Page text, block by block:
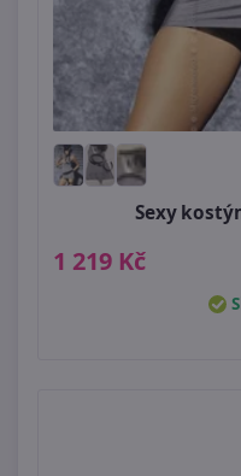
Sexy
1 219 Kč